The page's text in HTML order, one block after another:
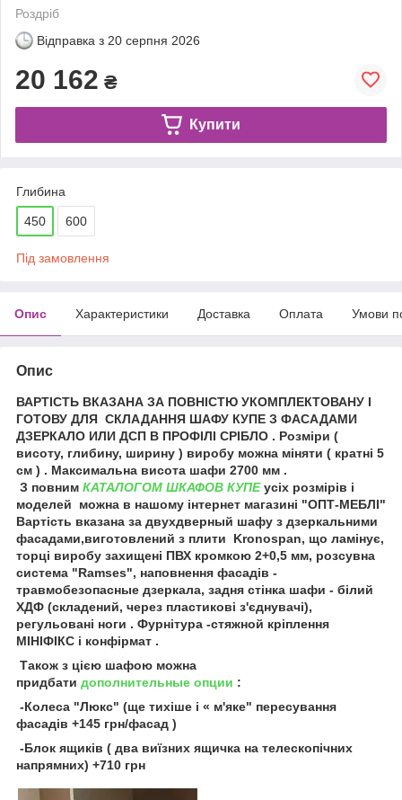
Роздріб
Відправка з 20 серпня 2026
20 162 ₴
Купити
Глибина
450 600
Під замовлення
Опис Характеристики Доставка Оплата Умови
Опис
ВАРТІСТЬ ВКАЗАНА ЗА ПОВНІСТЮ УКОМПЛЕКТОВАНУ І
ГОТОВУ ДЛЯ СКЛАДАННЯ ШАФУ КУПЕ З ФАСАДАМИ
ДЗЕРКАЛО ИЛИ ДСП В ПРОФІЛІ СРІБЛО . Розміри (
висоту, глибину, ширину ) виробу можна міняти ( кратні 5
см ) . Максимальна висота шафи 2700 мм .
З повним КАТАЛОГОМ ШКАФОВ КУПЕусіх розмірів і
моделей можна в нашому інтернет магазині "ОПТ-МЕБЛІ"
Вартість вказана за двухдверный шафу з дзеркальними
фасадами,виготовлений з плити Kronospan, що ламінує,
торці виробу захищені ПВХ кромкою 2+0,5 мм, розсувна
система "Ramses", наповнення фасадів -
травмобезопасные дзеркала, задня стінка шафи - білий
ХДФ (складений, через пластикові з'єднувачі),
регульовані ноги . Фурнітура -стяжной кріплення
МІНІФІКС і конфірмат .
Також з цією шафою можна
придбати дополнительные опции :
-Колеса "Люкс" (ще тихіше і « м'яке" пересування
фасадів +145 грн/фасад )
-Блок ящиків ( два виїзних ящичка на телескопічних
напрямних) +710 грн